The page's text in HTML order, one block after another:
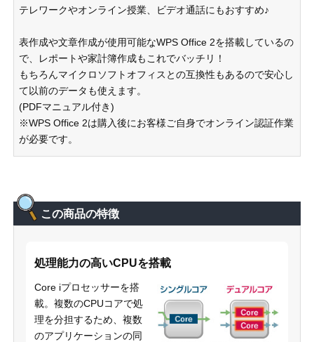
テレワークやオンライン授業、ビデオ通話にもおすすめ♪
表作成や文章作成が使用可能なWPS Office 2を搭載しているの
で、レポートや家計簿作成もこれでバッチリ！
もちろんマイクロソフトオフィスとの互換性もあるので安心し
て以前のデータも使えます。
(PDFマニュアル付き)
※WPS Office 2は購入後にお客様ご自身でオンライン認証作業
が必要です。
この商品の特徴
処理能力の高いCPUを搭載
Core iプロセッサーを搭
載。複数のCPUコアで処
理を分担するため、複数
のアプリケーションの同